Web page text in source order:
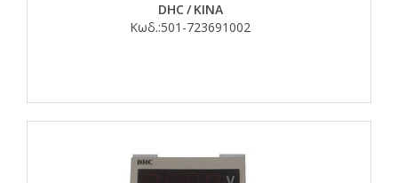
DHC/ ΚΙΝΑ
Κωδ.:501-723691002